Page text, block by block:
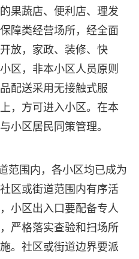
果蔬店、便利店、理发
障类经营场所，经全面
放，家政、装修、快
区，非本小区人员原则
配送采用无接触式服
，方可进入小区。在本
小区居民同策管理。
范围内，各小区均已成为
区或街道范围内有序活
小区出入口要配备专人
严格落实查验和扫场所
。社区或街道边界要派